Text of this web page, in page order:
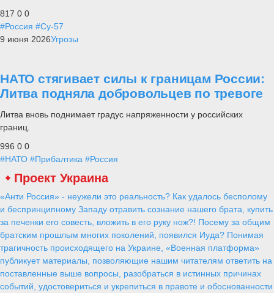
817 0 0
#Россия #Су-57
9 июня 2026Угрозы
НАТО стягивает силы к границам России:
Литва подняла добровольцев по тревоге
Литва вновь поднимает градус напряженности у российских
границ.
996 0 0
#НАТО #Прибалтика #Россия
Проект Украина
«Анти Россия» - неужели это реальность? Как удалось бесполому
и беспринципному Западу отравить сознание нашего брата, купить
за печенки его совесть, вложить в его руку нож?! Посему за общим
братским прошлым многих поколений, появился Иуда? Понимая
трагичность происходящего на Украине, «Военная платформа»
публикует материалы, позволяющие нашим читателям ответить на
поставленные выше вопросы, разобраться в истинных причинах
событий, удостовериться и укрепиться в правоте и обоснованности